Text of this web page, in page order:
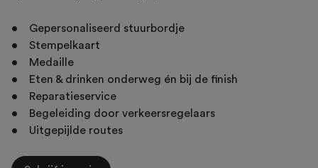
• Gepersonaliseerd stuurbordje
• Stempelkaart
• Medaille
• Eten & drinken onderweg én bij de finish
• Reparatieservice
• Begeleiding door verkeersregelaars
• Uitgepijlde routes